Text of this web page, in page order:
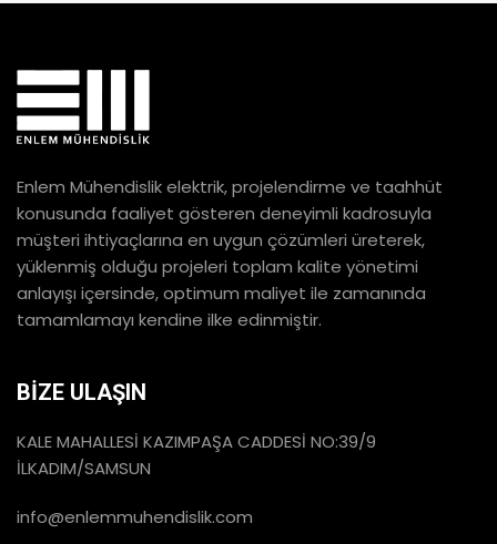
Enlem Mühendislik elektrik, projelendirme ve taahhüt
konusunda faaliyet gösteren deneyimli kadrosuyla
müşteri ihtiyaçlarına en uygun çözümleri üreterek,
yüklenmiş olduğu projeleri toplam kalite yönetimi
anlayışı içersinde, optimum maliyet ile zamanında
tamamlamayı kendine ilke edinmiştir.
BİZE ULAŞIN
KALE MAHALLESİ KAZIMPAŞA CADDESİ NO:39/9
İLKADIM/SAMSUN
info@enlemmuhendislik.com